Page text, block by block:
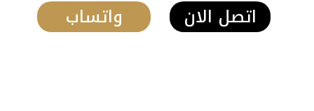
واتساب اتصل الان